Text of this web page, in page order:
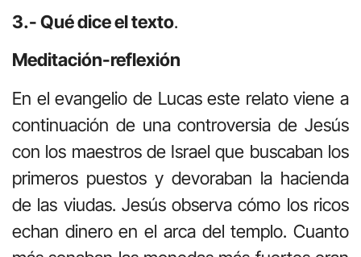
3.- Qué dice el texto.
Meditación-reflexión
En el evangelio de Lucas este relato viene a
continuación de una controversia de Jesús
con los maestros de Israel que buscaban los
primeros puestos y devoraban la hacienda
de las viudas. Jesús observa cómo los ricos
echan dinero en el arca del templo. Cuanto